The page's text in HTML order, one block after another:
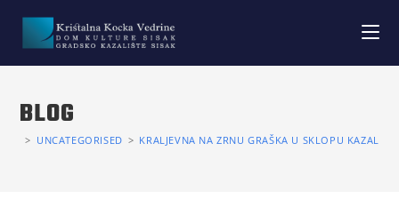
BLOG
> UNCATEGORISED > KRALJEVNA NA ZRNU GRAŠKA U SKLOPU